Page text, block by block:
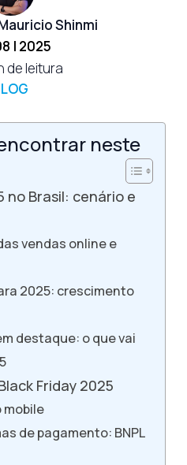
Shinmi
| 2025
de leitura
neste
no Brasil: cenário e
vendas online e
2025: crescimento
destaque: o que vai
Friday 2025
mobile
de pagamento: BNPL